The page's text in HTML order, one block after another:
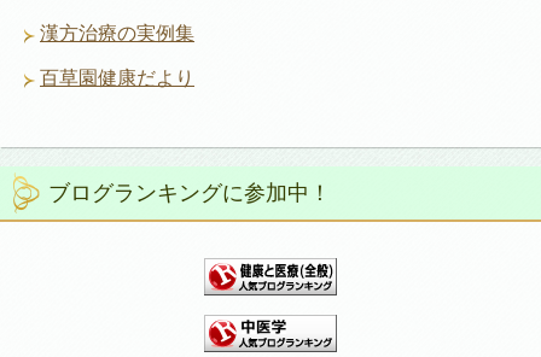
漢方治療の実例集
百草園健康だより
ブログランキングに参加中！